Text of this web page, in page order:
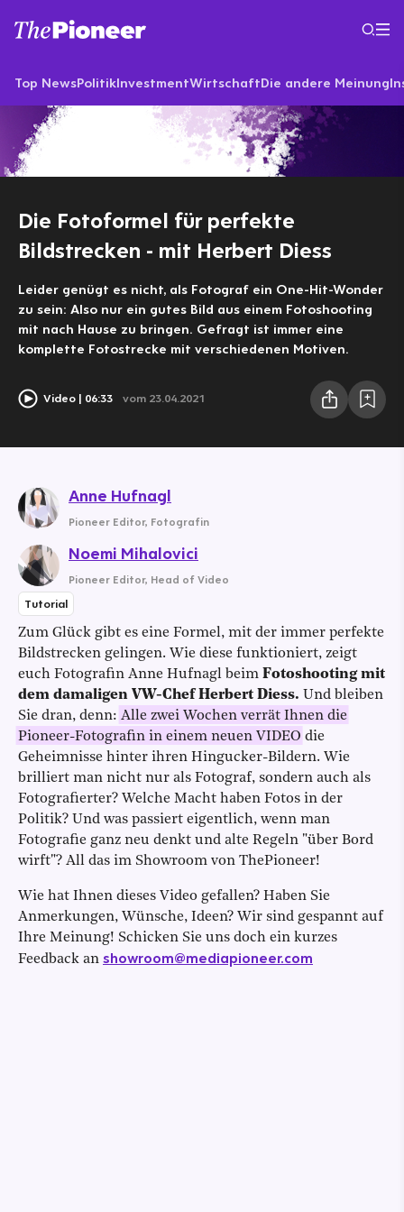
Top NewsPolitikInvestmentWirtschaftDie andere Meinung
Die Fotoformel für perfekte
Bildstrecken - mit Herbert Diess
Leider genügt es nicht, als Fotograf ein One-Hit-Wonder
zu sein: Also nur ein gutes Bild aus einem Fotoshooting
mit nach Hause zu bringen. Gefragt ist immer eine
komplette Fotostrecke mit verschiedenen Motiven.
Video 06:33 vom 23.04.2021
Anne Hufnagl
Pioneer Editor, Fotografin
Noemi Mihalovici
Pioneer Editor, Head of Video
Tutorial
Zum Glück gibt es eine Formel, mit der immer perfekte
Bildstrecken gelingen. Wie diese funktioniert, zeigt
euch Fotografin Anne Hufnagl beim Fotoshooting mit
dem damaligen VW-Chef Herbert Diess. Und bleiben
Sie dran, denn: Alle zwei Wochen verrät Ihnen die
Pioneer-Fotografin in einem neuen VIDEO die
Geheimnisse hinter ihren Hingucker-Bildern. Wie
brilliert man nicht nur als Fotograf, sondern auch als
Fotografierter? Welche Macht haben Fotos in der
Politik? Und was passiert eigentlich, wenn man
Fotografie ganz neu denkt und alte Regeln "über Bord
wirft"? All das im Showroom von ThePioneer!
Wie hat Ihnen dieses Video gefallen? Haben Sie
Anmerkungen, Wünsche, Ideen? Wir sind gespannt auf
Ihre Meinung! Schicken Sie uns doch ein kurzes
Feedback an showroom@mediapioneer.com